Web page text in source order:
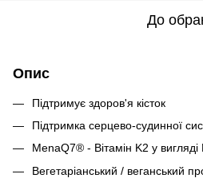
До
Опис
Підтримує здоров'я кісток
Підтримка серцево-судинної
MenaQ7® - Вітамін K2 у вигляді
Вегетаріанський / веганський